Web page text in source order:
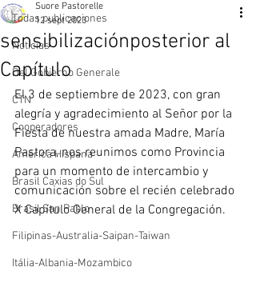
Todas publicaciones
Noticias
Del Gobierno Generale
CTN
Cooperadores
América Hispana
Brasil Caxias do Sul
Brasil San Pablo
Filipinas-Australia-Saipan-Taiwan
Itália-Albania-Mozambico
sensibilizaciónposterior al
Capítulo
Suore Pastorelle
12 sept 2023
El 3 de septiembre de 2023, con gran
alegría y agradecimiento al Señor por la
Fiesta de nuestra amada Madre, María
Pastora, nos reunimos como Provincia
para un momento de intercambio y
comunicación sobre el recién celebrado
X Capítulo General de la Congregación.